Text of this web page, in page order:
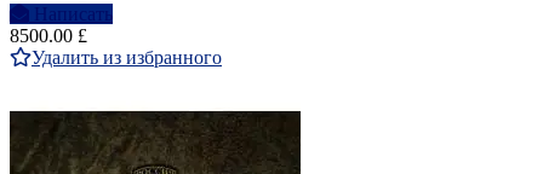
Написать
8500.00 £
Удалить из избранного